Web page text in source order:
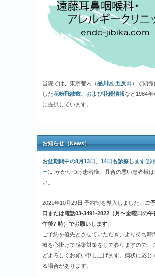
当院では、東京都内（品川区 五反田 ）で顕
した花粉飛散数、および花粉情報など1984年
に提供しています。
お知らせ（News）
お盆期間中の8月13日、14日も診療します(診
ー)。 かかりつけ患者様、具合の悪い患者様は
い。
2021年10月29日 予約制を導入しました。 ご
口または電話03-3491-2822（月〜金曜日の午
午後7 時）でお願いします。
ご予約を優先とさせていただき、より待ち時
療を心掛けて感染対策をして参りますので、
どよろしくお願い申し上げます。病状に応じ
る場合があります。